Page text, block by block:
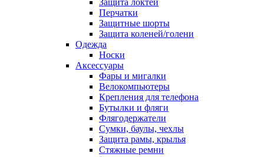
Перчатки
Защитные шорты
Защита коленей/голени
Одежда
Носки
Аксессуары
Фары и мигалки
Велокомпьютеры
Крепления для телефона
Бутылки и фляги
Флягодержатели
Сумки, баулы, чехлы
Защита рамы, крылья
Стяжные ремни